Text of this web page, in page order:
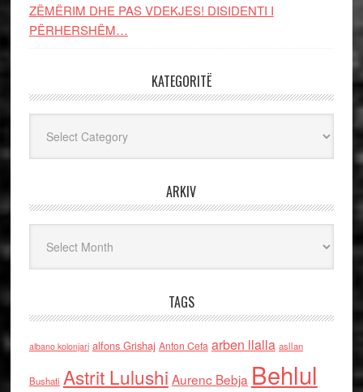
ZËMËRIM DHE PAS VDEKJES! DISIDENTI I
PËRHERSHËM…
KATEGORITË
ARKIV
TAGS
albano kolonjari alfons Grishaj Anton Cefa arben llalla asllan
Bushati Astrit Lulushi Aurenc Bebja Behlul